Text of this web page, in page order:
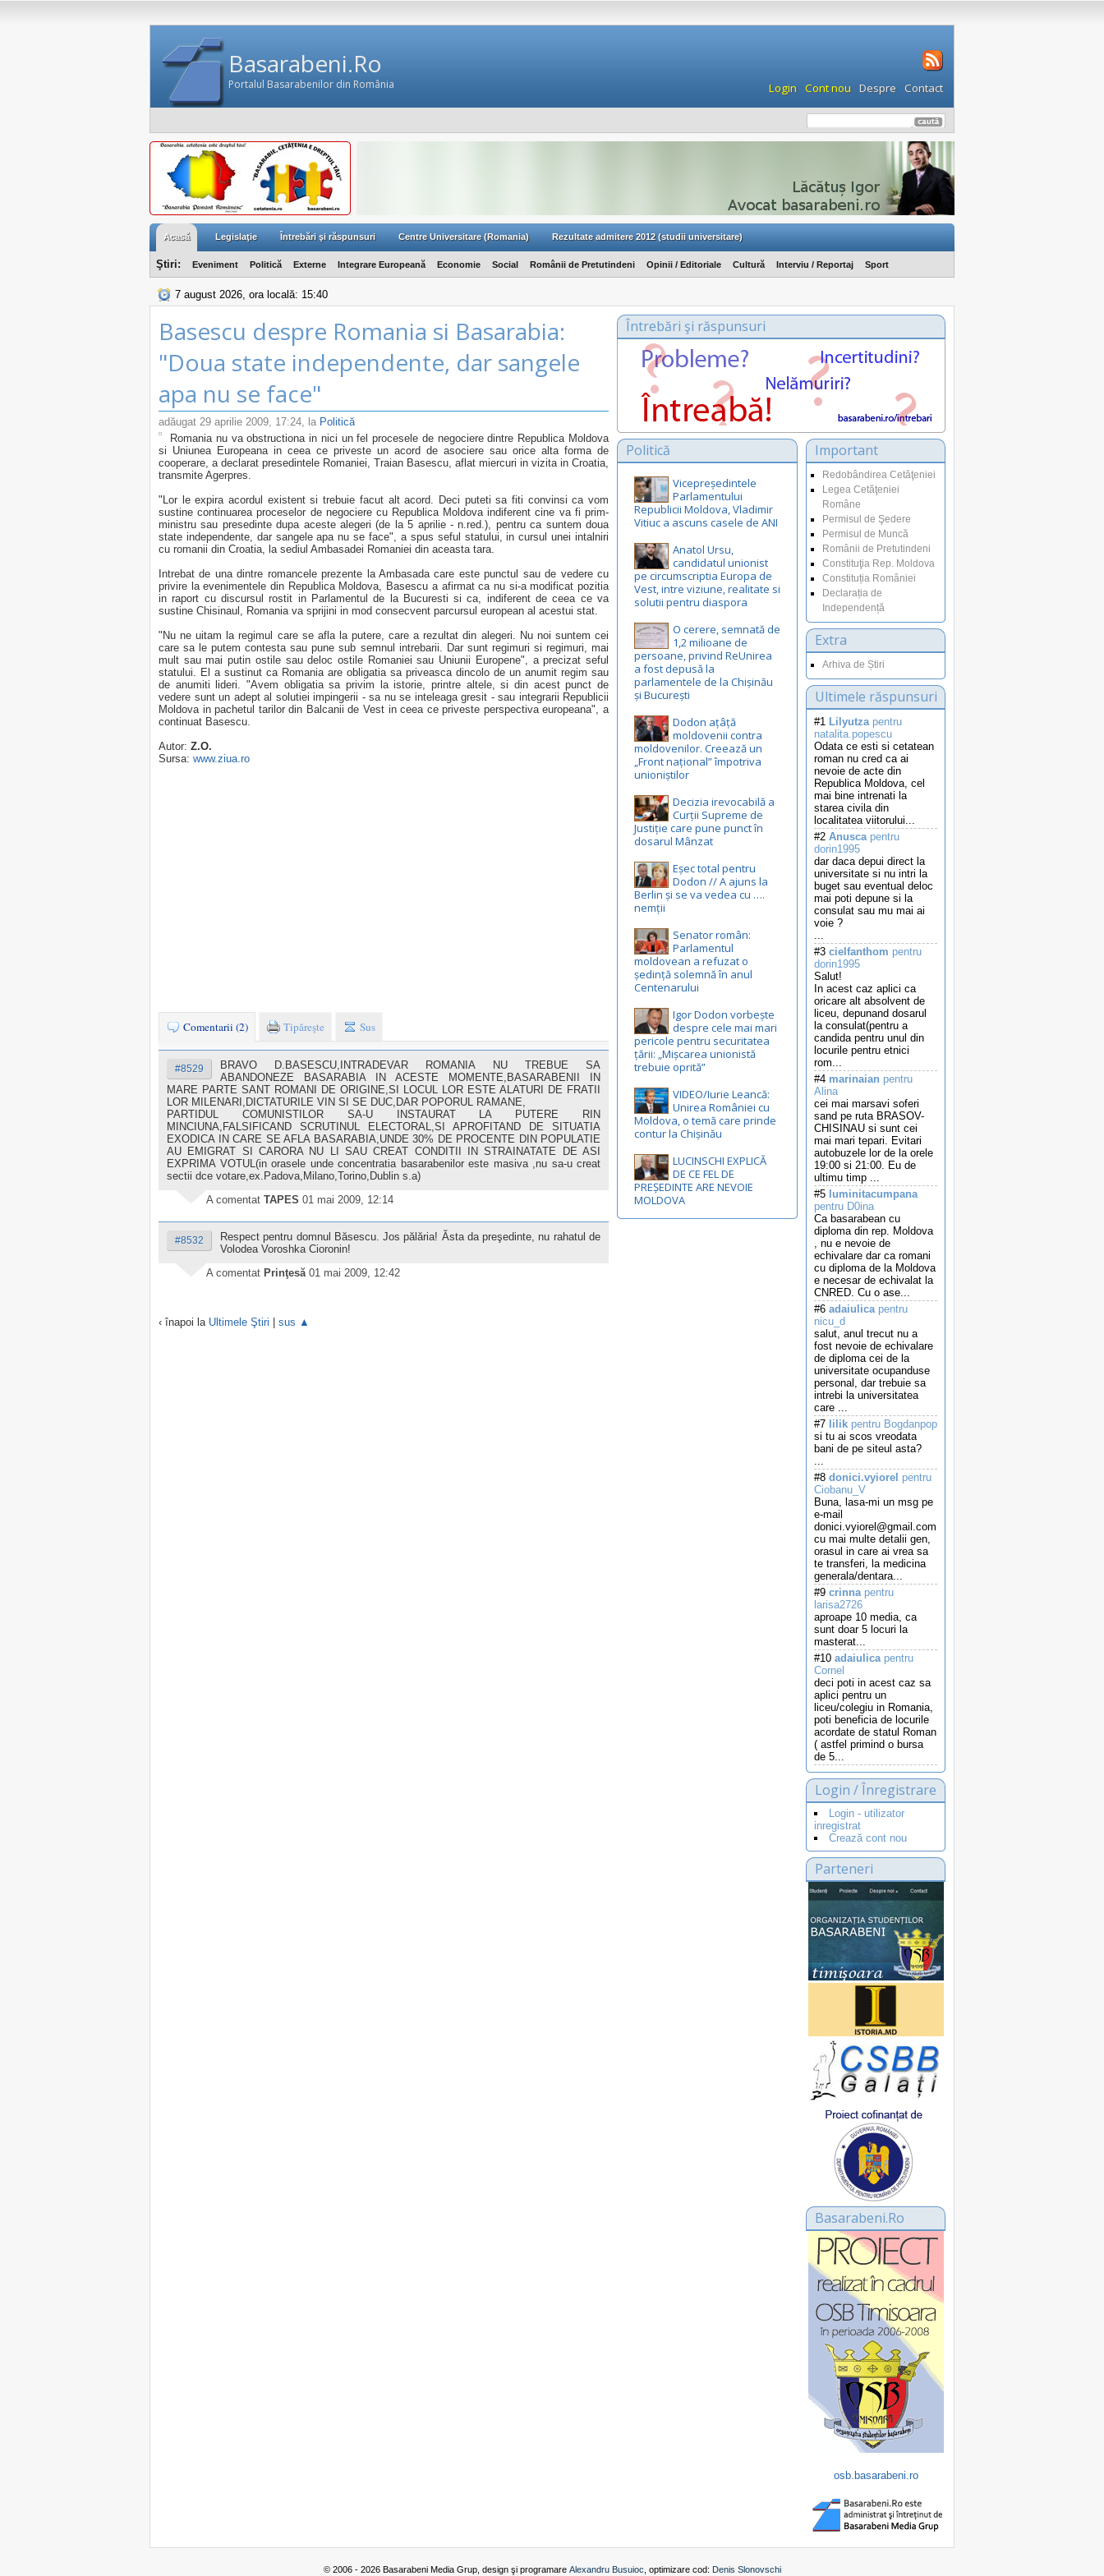
Basarabeni.Ro
Portalul Basarabenilor din România Login Cont nou Despre Contact
Acasă Legislaţie Întrebări şi răspunsuri Centre Universitare (Romania) Rezultate admitere 2012 (studii universitare)
Ştiri: Eveniment Politică Externe Integrare Europeană Economie Social Românii de Pretutindeni Opinii / Editoriale Cultură Interviu / Reportaj Sport
7 august 2026, ora locală: 15:40
Basescu despre Romania si Basarabia:
"Doua state independente, dar sangele
apa nu se face"
adăugat 29 aprilie 2009, 17:24, la Politică
Romania nu va obstructiona in nici un fel procesele de negociere dintre Republica Moldova
si Uniunea Europeana in ceea ce priveste un acord de asociere sau orice alta forma de
cooperare, a declarat presedintele Romaniei, Traian Basescu, aflat miercuri in vizita in Croatia,
transmite Agerpres.
"Lor le expira acordul existent si trebuie facut alt acord. Deci puteti sa fiti convinsi ca vom
sustine continuarea proceselor de negociere cu Republica Moldova indiferent cine va fi prim-
ministru sau presedinte dupa aceste alegeri (de la 5 aprilie - n.red.), pentru ca suntem doua
state independente, dar sangele apa nu se face", a spus seful statului, in cursul unei intalniri
cu romanii din Croatia, la sediul Ambasadei Romaniei din aceasta tara.
Intrebat de una dintre romancele prezente la Ambasada care este punctul sau de vedere cu
privire la evenimentele din Republica Moldova, Basescu a afirmat ca nu si-a modificat pozitia
in raport cu discursul rostit in Parlamentul de la Bucuresti si ca, indiferent de ceea ce va
sustine Chisinaul, Romania va sprijini in mod consecvent parcursul european al acestui stat.
"Nu ne uitam la regimul care se afla la putere, care a rezultat din alegeri. Nu noi suntem cei
care sa le putem contesta sau pune sub semnul intrebarii. Dar sunt regimuri si regimuri, mai
mult sau mai putin ostile sau deloc ostile Romaniei sau Uniunii Europene", a precizat seful
statului. El a sustinut ca Romania are obligatia sa priveasca dincolo de un anumit regim sau
de anumiti lideri. "Avem obligatia sa privim la istorie, printre altele, si din acest punct de
vedere sunt un adept al solutiei impingerii - sa nu se inteleaga gresit - sau integrarii Republicii
Moldova in pachetul tarilor din Balcanii de Vest in ceea ce priveste perspectiva europeana", a
continuat Basescu.
Autor: Z.O.
Sursa: www.ziua.ro
Comentarii (2) Tipăreşte Sus
#8529
BRAVO D.BASESCU,INTRADEVAR ROMANIA NU TREBUE SA
ABANDONEZE BASARABIA IN ACESTE MOMENTE,BASARABENII IN
MARE PARTE SANT ROMANI DE ORIGINE,SI LOCUL LOR ESTE ALATURI DE FRATII
LOR MILENARI,DICTATURILE VIN SI SE DUC,DAR POPORUL RAMANE,
PARTIDUL COMUNISTILOR SA-U INSTAURAT LA PUTERE RIN
MINCIUNA,FALSIFICAND SCRUTINUL ELECTORAL,SI APROFITAND DE SITUATIA
EXODICA IN CARE SE AFLA BASARABIA,UNDE 30% DE PROCENTE DIN POPULATIE
AU EMIGRAT SI CARORA NU LI SAU CREAT CONDITII IN STRAINATATE DE ASI
EXPRIMA VOTUL(in orasele unde concentratia basarabenilor este masiva ,nu sa-u creat
sectii dce votare,ex.Padova,Milano,Torino,Dublin s.a)
A comentat TAPES 01 mai 2009, 12:14
#8532
Respect pentru domnul Băsescu. Jos pălăria! Ăsta da preşedinte, nu rahatul de
Volodea Voroshka Cioronin!
A comentat Prinţesă 01 mai 2009, 12:42
‹ înapoi la Ultimele Ştiri | sus ▲
Întrebări şi răspunsuri
Important
Redobândirea Cetăţeniei
Legea Cetăţeniei
Române
Permisul de Şedere
Permisul de Muncă
Românii de Pretutindeni
Constituţia Rep. Moldova
Constituția României
Declarația de
Independență
Extra
Arhiva de Știri
Ultimele răspunsuri
#1 Lilyutzapentru
natalita.popescu
Odata ce esti si cetatean
roman nu cred ca ai
nevoie de acte din
Republica Moldova, cel
mai bine intrenati la
starea civila din
localitatea viitorului...
#2 Anuscapentru
dorin1995
dar daca depui direct la
universitate si nu intri la
buget sau eventual deloc
mai poti depune si la
consulat sau mu mai ai
voie ?
...
#3 cielfanthom pentru
dorin1995
Salut!
In acest caz aplici ca
oricare alt absolvent de
liceu, depunand dosarul
la consulat(pentru a
candida pentru unul din
locurile pentru etnici
rom...
#4 marinaian pentru
Alina
cei mai marsavi soferi
sand pe ruta BRASOV-
CHISINAU si sunt cei
mai mari tepari. Evitari
autobuzele lor de la orele
19:00 si 21:00. Eu de
ultimu timp ...
#5 luminitacumpana
pentru D0ina
Ca basarabean cu
diploma din rep. Moldova
, nu e nevoie de
echivalare dar ca romani
cu diploma de la Moldova
e necesar de echivalat la
CNRED. Cu o ase...
#6 adaiulicapentru
nicu_d
salut, anul trecut nu a
fost nevoie de echivalare
de diploma cei de la
universitate ocupanduse
personal, dar trebuie sa
intrebi la universitatea
care ...
#7 lilik pentru Bogdanpop
si tu ai scos vreodata
bani de pe siteul asta?
...
#8 donici.vyiorel pentru
Ciobanu_V
Buna, lasa-mi un msg pe
e-mail
donici.vyiorel@gmail.com
cu mai multe detalii gen,
orasul in care ai vrea sa
te transferi, la medicina
generala/dentara...
#9 crinnapentru
larisa2726
aproape 10 media, ca
sunt doar 5 locuri la
masterat...
#10 adaiulicapentru
Cornel
deci poti in acest caz sa
aplici pentru un
liceu/colegiu in Romania,
poti beneficia de locurile
acordate de statul Roman
( astfel primind o bursa
de 5...
Login / Înregistrare
Login - utilizator
inregistrat
Crează cont nou
Parteneri
Basarabeni.Ro
osb.basarabeni.ro
Politică
Vicepreședintele
Parlamentului
Republicii Moldova, Vladimir
Vitiuc a ascuns casele de ANI
Anatol Ursu,
candidatul unionist
pe circumscriptia Europa de
Vest, intre viziune, realitate si
solutii pentru diaspora
O cerere, semnată de
1,2 milioane de
persoane, privind ReUnirea
a fost depusă la
parlamentele de la Chișinău
și București
Dodon ațâță
moldovenii contra
moldovenilor. Creează un
„Front național” împotriva
unioniștilor
Decizia irevocabilă a
Curții Supreme de
Justiție care pune punct în
dosarul Mânzat
Eșec total pentru
Dodon // A ajuns la
Berlin și se va vedea cu ….
nemții
Senator român:
Parlamentul
moldovean a refuzat o
ședință solemnă în anul
Centenarului
Igor Dodon vorbește
despre cele mai mari
pericole pentru securitatea
țării: „Mișcarea unionistă
trebuie oprită”
VIDEO/Iurie Leancă:
Unirea României cu
Moldova, o temă care prinde
contur la Chișinău
LUCINSCHI EXPLICĂ
DE CE FEL DE
PREȘEDINTE ARE NEVOIE
MOLDOVA
© 2006 - 2026 Basarabeni Media Grup, design şi programare Alexandru Busuioc , optimizare cod: Denis Slonovschi